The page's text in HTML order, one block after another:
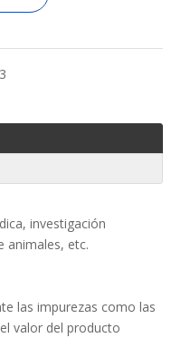
investigación
animales, etc.
las impurezas como las
valor del producto